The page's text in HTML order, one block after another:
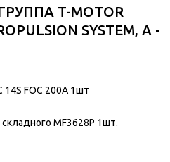
T-MOTOR
SYSTEM, А -
14S FOC 200A 1шт
MF3628P 1шт.